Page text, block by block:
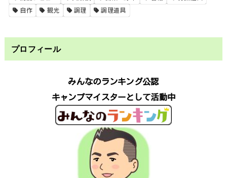
自作 観光 調理 調理道具
プロフィール
みんなのランキング公認
キャンプマイスターとして活動中